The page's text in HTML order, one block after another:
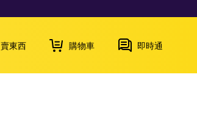
賣東西 購物車 即時通